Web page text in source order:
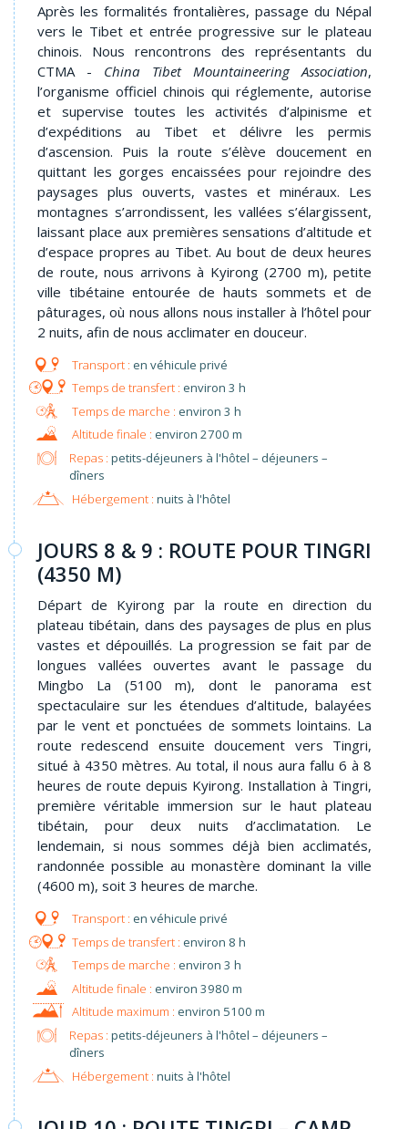
Après les formalités frontalières, passage du Népal
vers le Tibet et entrée progressive sur le plateau
chinois. Nous rencontrons des représentants du
CTMA - China Tibet Mountaineering Association,
l’organisme officiel chinois qui réglemente, autorise
et supervise toutes les activités d’alpinisme et
d’expéditions au Tibet et délivre les permis
d’ascension. Puis la route s’élève doucement en
quittant les gorges encaissées pour rejoindre des
paysages plus ouverts, vastes et minéraux. Les
montagnes s’arrondissent, les vallées s’élargissent,
laissant place aux premières sensations d’altitude et
d’espace propres au Tibet. Au bout de deux heures
de route, nous arrivons à Kyirong (2700 m), petite
ville tibétaine entourée de hauts sommets et de
pâturages, où nous allons nous installer à l’hôtel pour
2 nuits, afin de nous acclimater en douceur.
en véhicule privé
environ 3 h
environ 3 h
environ 2700 m
Repas : petits-déjeuners à l'hôtel – déjeuners –
dîners
Hébergement : nuits à l'hôtel
JOURS 8 & 9 : ROUTE POUR TINGRI
(4350 M)
Départ de Kyirong par la route en direction du
plateau tibétain, dans des paysages de plus en plus
vastes et dépouillés. La progression se fait par de
longues vallées ouvertes avant le passage du
Mingbo La (5100 m), dont le panorama est
spectaculaire sur les étendues d’altitude, balayées
par le vent et ponctuées de sommets lointains. La
route redescend ensuite doucement vers Tingri,
situé à 4350 mètres. Au total, il nous aura fallu 6 à 8
heures de route depuis Kyirong. Installation à Tingri,
première véritable immersion sur le haut plateau
tibétain, pour deux nuits d’acclimatation. Le
lendemain, si nous sommes déjà bien acclimatés,
randonnée possible au monastère dominant la ville
(4600 m), soit 3 heures de marche.
en véhicule privé
environ 8 h
environ 3 h
environ 3980 m
environ 5100 m
Repas : petits-déjeuners à l'hôtel – déjeuners –
dîners
Hébergement : nuits à l'hôtel